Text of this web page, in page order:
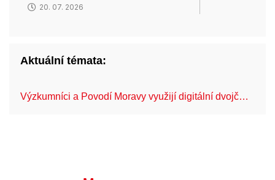
20. 07. 2026
Aktuální témata:
Výzkumníci a Povodí Moravy využijí digitální dvojč…